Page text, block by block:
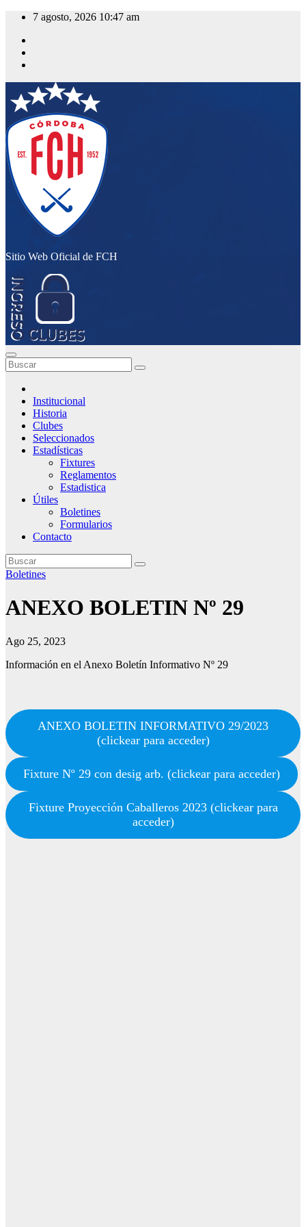
Saltar
contenido
7 agosto, 2026 10:47 am
Sitio Web Oficial de FCH
Institucional
Historia
Clubes
Seleccionados
Estadísticas
Fixtures
Reglamentos
Estadistica
Útiles
Boletines
Formularios
Contacto
Boletines
ANEXO BOLETIN Nº 29
Ago 25, 2023
Información en el Anexo Boletín Informativo Nº 29
ANEXO BOLETIN INFORMATIVO 29/2023
(clickear para acceder)
Fixture Nº 29 con desig arb. (clickear para acceder)
Fixture Proyección Caballeros 2023 (clickear para
acceder)